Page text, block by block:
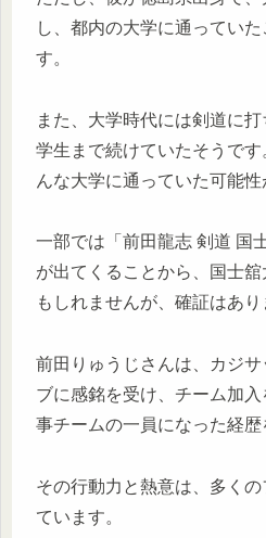
し、都内の大学に通ってい
す。
また、大学時代には剣道に
学生まで続けていたそうで
んな大学に通っていた可能性
一部では「前田龍志 剣道 国
が出てくることから、国士
もしれませんが、確証はあり
前田りゅうじさんは、カジ
ブに感銘を受け、チーム加
事チームの一員になった経歴
その行動力と熱意は、多く
ています。